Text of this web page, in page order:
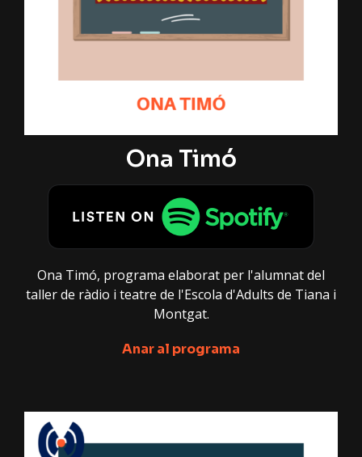
Ona Timó
Ona Timó, programa elaborat per l'alumnat del
taller de ràdio i teatre de l'Escola d'Adults de Tiana i
Montgat.
Anar al programa